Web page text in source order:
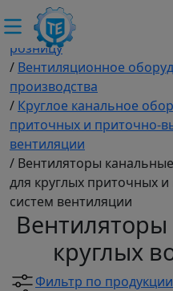
преобразователи,
/Промышленное
розницу
/ Вентиляционное
производства
/ Круглое канальное
приточных и приточно-
вентиляции
/ Вентиляторы
для круглых приточных
систем вентиляции
круглых
Фильтр по продукции